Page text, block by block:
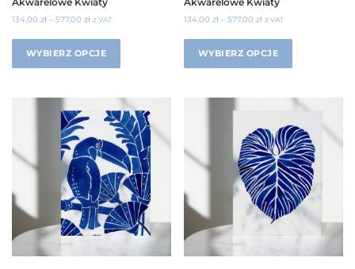
134,00 zł – 577,00 zł z VAT
WYBIERZ OPCJE
134,00zł –577,00zł z VAT
WYBIERZ OPCJE